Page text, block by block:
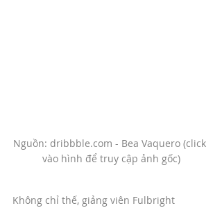
Nguồn: dribbble.com - Bea Vaquero (click
vào hình để truy cập ảnh gốc)
Không chỉ thế, giảng viên Fulbright